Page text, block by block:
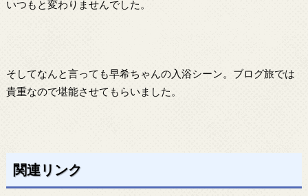
いつもと変わりませんでした。
そしてなんと言っても早希ちゃんの入浴シーン。ブログ旅では
貴重なので堪能させてもらいました。
関連リンク